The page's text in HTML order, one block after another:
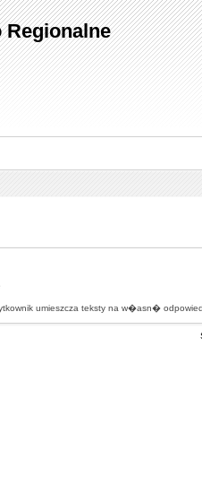
Regionalne
umieszcza teksty na w�asn�